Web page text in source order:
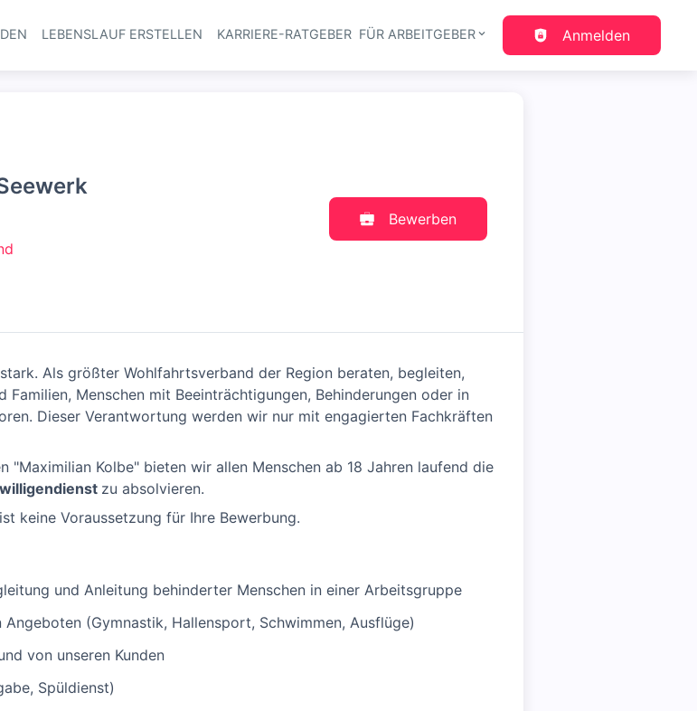
Haupt-Navigation
LEBENSLAUF ERSTELLEN KARRIERE-RATGEBER FÜR ARBEITGEBER Anmelden
Bewerben
Als größter Wohlfahrtsverband der Region beraten, begleiten,
Menschen mit Beeinträchtigungen, Behinderungen oder in
Dieser Verantwortung werden wir nur mit engagierten Fachkräften
"Maximilian Kolbe" bieten wir allen Menschen ab 18 Jahren laufend die
zu absolvieren.
keine Voraussetzung für Ihre Bewerbung.
und Anleitung behinderter Menschen in einer Arbeitsgruppe
(Gymnastik, Hallensport, Schwimmen, Ausflüge)
von unseren Kunden
Spüldienst)